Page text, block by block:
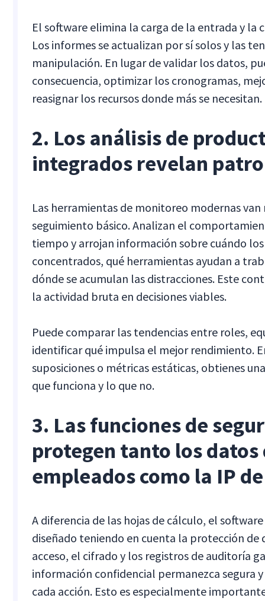
El software elimina la carga de la entrada y la
Los informes se actualizan por sí solos y las
manipulación. En lugar de validar los datos,
consecuencia, optimizar los cronogramas,
reasignar los recursos donde más se necesitan.
2. Los análisis de
integrados revelan
Las herramientas de monitoreo modernas
seguimiento básico. Analizan el
tiempo y arrojan información sobre cuándo
concentrados, qué herramientas ayudan a
dónde se acumulan las distracciones. Este
la actividad bruta en decisiones viables.
Puede comparar las tendencias entre roles,
identificar qué impulsa el mejor rendimiento.
suposiciones o métricas estáticas, obtienes
que funciona y lo que no.
3. Las funciones de
protegen tanto los datos
empleados como la IP
A diferencia de las hojas de cálculo, el
diseñado teniendo en cuenta la protección de
acceso, el cifrado y los registros de auditoría
información confidencial permanezca segura
cada acción. Esto es especialmente